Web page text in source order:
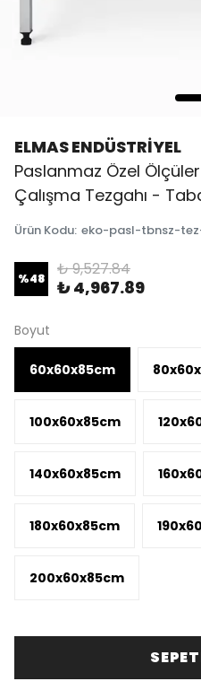
ELMAS ENDÜSTRİYEL
Paslanmaz Özel
Çalışma Tezgahı -
Ürün Kodu: eko-pasl-tbnsz-
%48 ₺ 9,527.84
₺ 4,967.89
Boyut
60x60x85cm
100x60x85cm
140x60x85cm
180x60x85cm
200x60x85cm